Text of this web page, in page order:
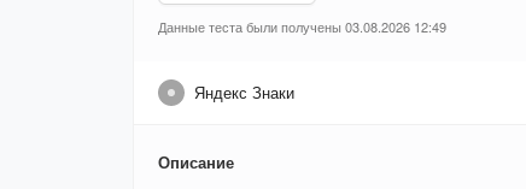
Данные теста были получены 03.08.2026 12:49
Яндекс Знаки
Описание